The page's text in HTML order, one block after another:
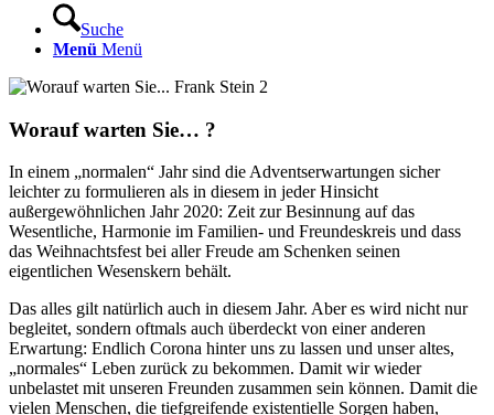
Suche
Menü Menü
Worauf warten Sie… ?
In einem „normalen“ Jahr sind die Adventserwartungen sicher
leichter zu formulieren als in diesem in jeder Hinsicht
außergewöhnlichen Jahr 2020: Zeit zur Besinnung auf das
Wesentliche, Harmonie im Familien- und Freundeskreis und dass
das Weihnachtsfest bei aller Freude am Schenken seinen
eigentlichen Wesenskern behält.
Das alles gilt natürlich auch in diesem Jahr. Aber es wird nicht nur
begleitet, sondern oftmals auch überdeckt von einer anderen
Erwartung: Endlich Corona hinter uns zu lassen und unser altes,
„normales“ Leben zurück zu bekommen. Damit wir wieder
unbelastet mit unseren Freunden zusammen sein können. Damit die
vielen Menschen, die tiefgreifende existentielle Sorgen haben,